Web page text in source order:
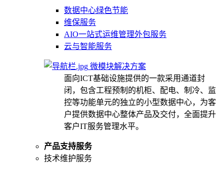
数据中心绿色节能
维保服务
AIO一站式运维管理外包服务
云与智能服务
微模块解决方案
面向ICT基础设施提供的一款采用通道封
闭，包含工程预制的机柜、配电、制冷、监
控等功能单元的独立的小型数据中心，为客
户提供数据中心整体产品及交付，全面提升
客户IT服务管理水平。
产品支持服务
技术维护服务